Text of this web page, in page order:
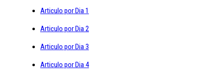
Articulo por Dia 1
Articulo por Dia 2
Articulo por Dia 3
Articulo por Dia 4